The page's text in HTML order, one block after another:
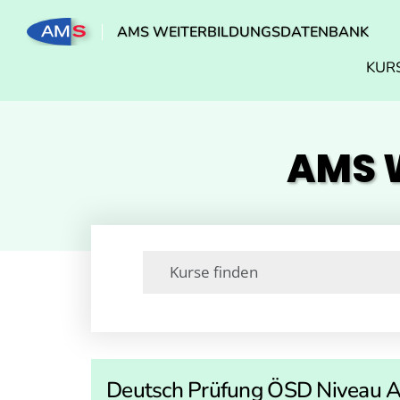
AMS WEITERBILDUNGSDATENBANK
AMS
Deutsch Prüfung ÖSD Niveau